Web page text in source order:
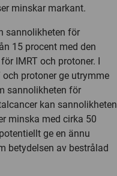
minskar markant.
sannolikheten för
15 procent med den
IMRT och protoner. I
protoner ge utrymme
sannolikheten för
kan sannolikheten
minska med cirka 50
ge en ännu
betydelsen av bestrålad